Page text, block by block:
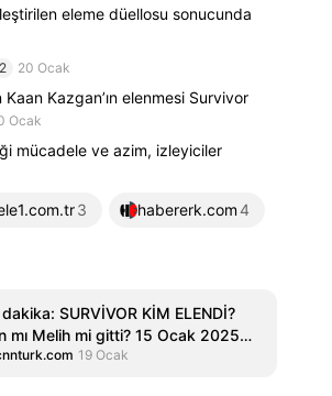
eleme düellosu sonucunda
2 20 Ocak
Kazgan’ın elenmesi Survivor
Ocak
mücadele ve azim, izleyiciler
3 habererk.com4
SURVİVOR KİM ELENDİ?
mı Melih mi gitti? 15 Ocak 2025
veda eden isim!
19 Ocak